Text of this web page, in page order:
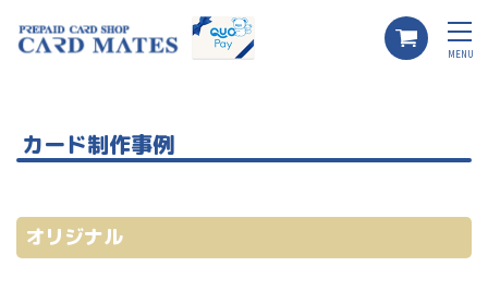
MENU
カード制作事例
オリジナル